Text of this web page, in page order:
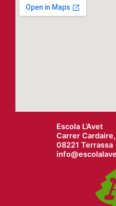
Escola L’Avet
Carrer
08221 Terrassa
info@